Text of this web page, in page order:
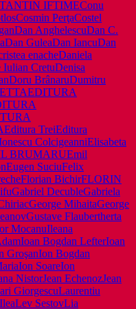
IFTIMEConu
Cosmin PerţaCostel
Dan AnghelescuDan C.
Dan GuleaDan IancuDan
enacheDaniela
Iulian CretuDenisa
Doru BrânaruDumitru
EDITURA
Editura TreiEditura
ColcigeanniElisabeta
BRUMARUEmil
Eugen SuciuFelix
Florian BichirFLORIN
Gabriel DecubleGabriela
George MihaitaGeorge
Gustave Flaubertherta
MocanuIleana
Ioan Bogdan LefterIoan
GroşanIon Bogdan
Ion SoareIon
NistorJean EchenozJean
GiorgescuLaurentiu
Lev SestovLia